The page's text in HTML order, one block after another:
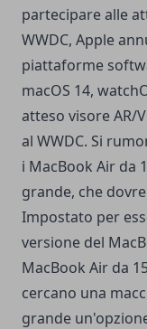
partecipare alle
WWDC, Apple
piattaforme
macOS 14,
atteso visore AR/
al WWDC. Si
i MacBook Air da
grande, che
Impostato per
versione del
‌MacBook Air‌ da
cercano una
grande